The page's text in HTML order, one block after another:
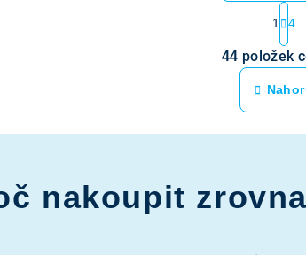
O
v
l
á
c
S
t
r
n
k
o
n
1 4
44 položek
nakoupit